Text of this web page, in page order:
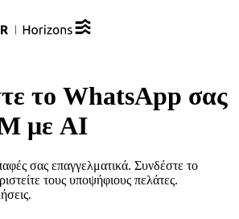
το WhatsApp σας
με AI
σας επαγγελματικά. Συνδέστε το
τους υποψήφιους πελάτες.